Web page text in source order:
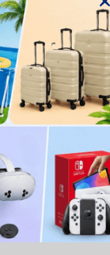
₪)
עד 7 ימי עסקים
קנו ב- zapstore